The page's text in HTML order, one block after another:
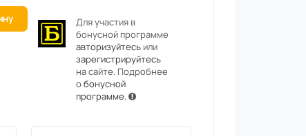
Для участия в
бонусной программе
авторизуйтесьили
зарегистрируйтесь
на сайте. Подробнее
обонусной
программе.